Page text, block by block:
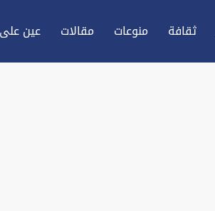
ثقافة منوعات مقالات عين